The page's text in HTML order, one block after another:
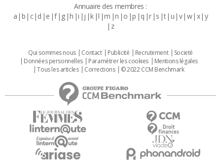
Annuaire des membres :
a b c d e f g h i j k l m n o p q r s t u v w x y
z
Qui sommes nous Contact Publicité Recrutement
Societé
Données personnelles
Paramétrer les cookies
Mentions légales
Tous les articles
Corrections © 2022 CCM Benchmark